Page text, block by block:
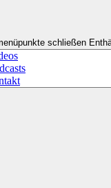
schließen